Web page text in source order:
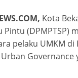
Kota
Pintu (DPMPTSP)
pelaku UMKM
Governance